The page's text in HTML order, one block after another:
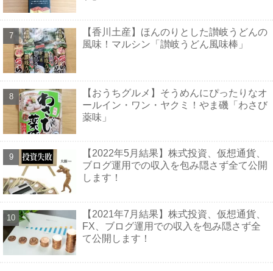
【香川土産】ほんのりとした讃岐うどんの
風味！マルシン「讃岐うどん風味棒」
【おうちグルメ】そうめんにぴったりなオ
ールイン・ワン・ヤクミ！やま磯「わさび
薬味」
【2022年5月結果】株式投資、仮想通貨、
ブログ運用での収入を包み隠さず全て公開
します！
【2021年7月結果】株式投資、仮想通貨、
FX、ブログ運用での収入を包み隠さず全
て公開します！